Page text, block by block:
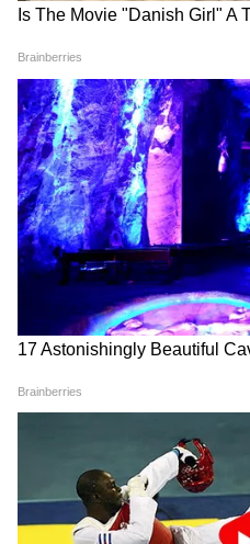
Image Credit : Freepik
যখন আপনি দীর্ঘ সময়
বেঁধে রাখেন, তখন শাড়ি
জ্বালাপোড়া সৃষ্টি হয়।
ত্বকে পরিবর্তন দেখা
থেকে নির্দিষ্ট ধরণের
পরবর্তীতে ক্যান্সারের
Image Credit : Getty
যদিও এটি ক্যান্সারের